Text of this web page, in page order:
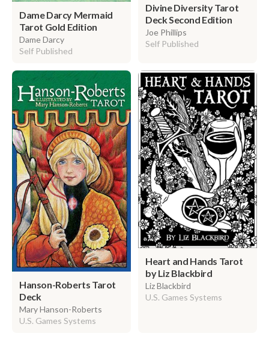
Dame Darcy Mermaid
Tarot Gold Edition
Dame Darcy
Self Published
Divine Diversity Tarot
Deck Second Edition
Joe Phillips
Self Published
Hanson-Roberts Tarot
Deck
Mary Hanson-Roberts
U.S. Games Systems
Heart and Hands Tarot
by Liz Blackbird
Liz Blackbird
U.S. Games Systems